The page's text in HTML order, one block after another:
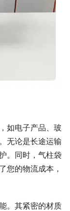
如电子产品、玻
无论是长途运输
。同时，气柱袋
您的物流成本，
。其紧密的材质